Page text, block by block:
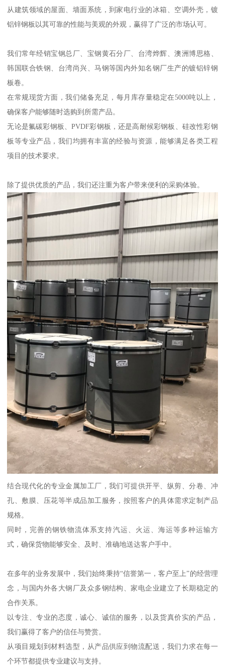
从建筑领域的屋面、墙面系统，到家电行业的冰箱、空调外壳，镀
铝锌钢板以其可靠的性能与美观的外观，赢得了广泛的市场认可。
我们常年经销宝钢总厂、宝钢黄石分厂、台湾烨辉、澳洲博思格、
韩国联合铁钢、台湾尚兴、马钢等国内外知名钢厂生产的镀铝锌钢
板卷。
在常规现货方面，我们储备充足，每月库存量稳定在5000吨以上，
确保客户能够随时选购到所需产品。
无论是氟碳彩钢板、PVDF彩钢板，还是高耐候彩钢板、硅改性彩钢
板等专业产品，我们均拥有丰富的经验与资源，能够满足各类工程
项目的技术要求。
除了提供优质的产品，我们还注重为客户带来便利的采购体验。
结合现代化的专业金属加工厂，我们可提供开平、纵剪、分卷、冲
孔、敷膜、压花等半成品加工服务，按照客户的具体需求定制产品
规格。
同时，完善的钢铁物流体系支持汽运、火运、海运等多种运输方
式，确保货物能够安全、及时、准确地送达客户手中。
在多年的业务发展中，我们始终秉持“信誉第一，客户至上”的经营理
念，与国内外各大钢厂及众多钢结构、家电企业建立了长期稳定的
合作关系。
以专注、专业的态度，诚心、诚信的服务，以及货真价实的产品，
我们赢得了客户的信任与赞赏。
从项目规划到材料选型，从产品供应到物流配送，我们力求在每一
个环节都提供专业建议与支持。